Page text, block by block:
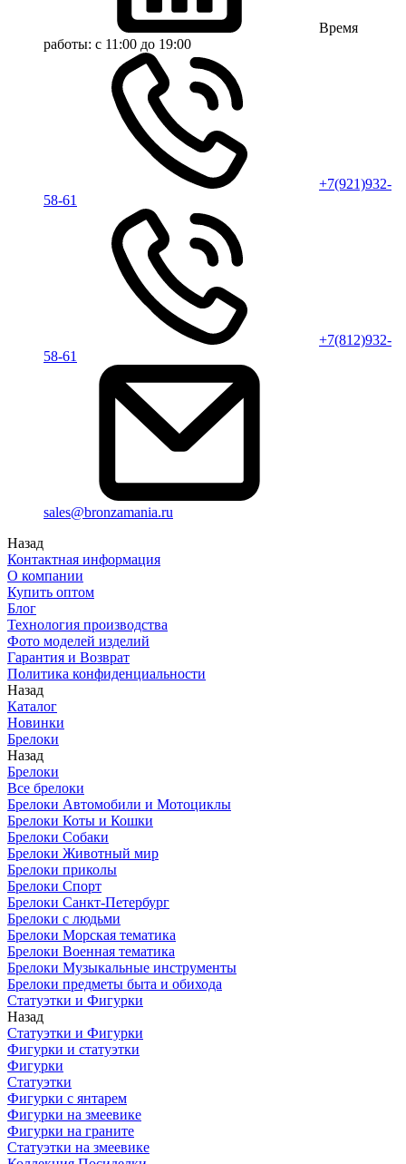
Время
работы: с 11:00 до 19:00
+7(921)932-
58-61
+7(812)932-
58-61
sales@bronzamania.ru
Назад
Контактная информация
О компании
Купить оптом
Блог
Технология производства
Фото моделей изделий
Гарантия и Возврат
Политика конфиденциальности
Назад
Каталог
Новинки
Брелоки
Назад
Брелоки
Все брелоки
Брелоки Автомобили и Мотоциклы
Брелоки Коты и Кошки
Брелоки Собаки
Брелоки Животный мир
Брелоки приколы
Брелоки Спорт
Брелоки Санкт-Петербург
Брелоки с людьми
Брелоки Морская тематика
Брелоки Военная тематика
Брелоки Музыкальные инструменты
Брелоки предметы быта и обихода
Статуэтки и Фигурки
Назад
Статуэтки и Фигурки
Фигурки и статуэтки
Фигурки
Статуэтки
Фигурки с янтарем
Фигурки на змеевике
Фигурки на граните
Статуэтки на змеевике